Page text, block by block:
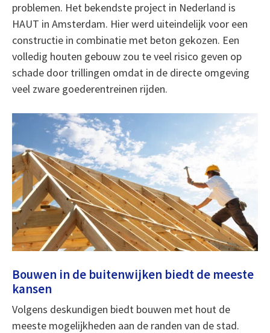
problemen. Het bekendste project in Nederland is
HAUT in Amsterdam. Hier werd uiteindelijk voor een
constructie in combinatie met beton gekozen. Een
volledig houten gebouw zou te veel risico geven op
schade door trillingen omdat in de directe omgeving
veel zware goederentreinen rijden.
Bouwen in de buitenwijken biedt de meeste
kansen
Volgens deskundigen biedt bouwen met hout de
meeste mogelijkheden aan de randen van de stad.